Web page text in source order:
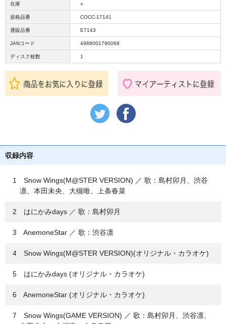
在庫 ○
規格品番 COCC-17141
通販品番 E7143
JANコード 4988001790068
ディスク枚数 1
収録内容
1 Snow Wings(M@STER VERSION) ／ 歌：島村卯月、渋谷
凛、本田未央、大槻唯、上条春菜
2 はにかみdays ／ 歌：島村卯月
3 AnemoneStar ／ 歌：渋谷凛
4 Snow Wings(M@STER VERSION)(オリジナル・カラオケ)
5 はにかみdays (オリジナル・カラオケ)
6 AnemoneStar (オリジナル・カラオケ)
7 Snow Wings(GAME VERSION) ／ 歌：島村卯月、渋谷凛、